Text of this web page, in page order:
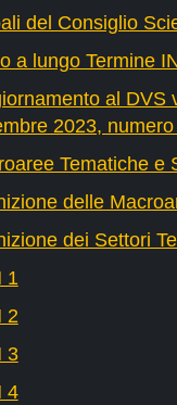
del Consiglio
a lungo Termine
al DVS
2023,
Tematiche e
delle
dei Settori
1
2
3
4